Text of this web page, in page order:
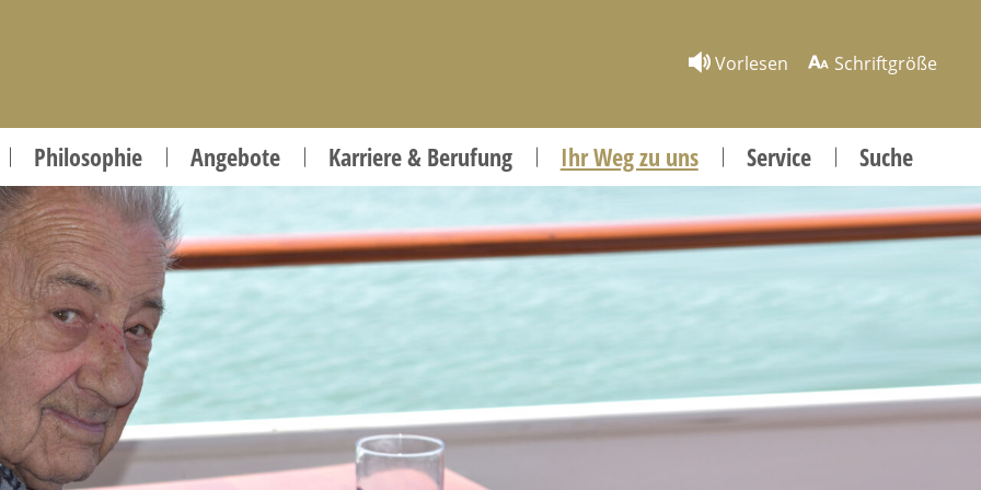
Vorlesen Schriftgröße
Philosophie Angebote Karriere & Berufung Ihr Weg zu uns Service Suche